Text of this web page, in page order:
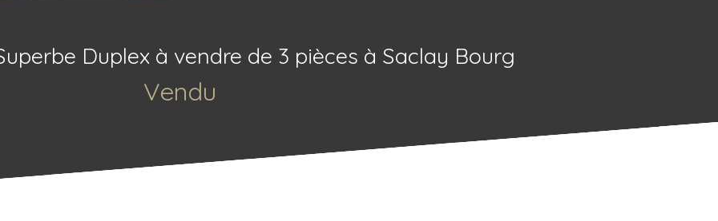
Duplex à vendre de 3 pièces à Saclay Bourg
Vendu